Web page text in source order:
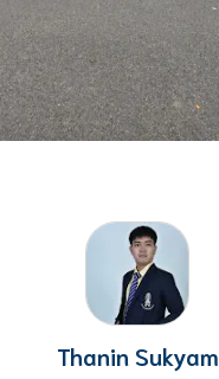
Thanin Sukyam